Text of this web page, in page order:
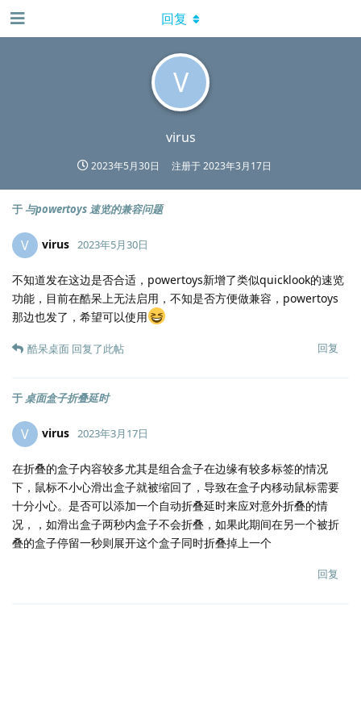
V
virus
2023年5月30日 注册于2023年3月17日
回复
于与powertoys 速览的兼容问题
V virus 2023年5月30日
不知道发在这边是否合适，powertoys新增了类似quicklook的速览
功能，目前在酷呆上无法启用，不知是否方便做兼容，powertoys
那边也发了，希望可以使用
回复
酷呆桌面 回复了此帖
于 桌面盒子折叠延时
V virus 2023年3月17日
在折叠的盒子内容较多尤其是组合盒子在边缘有较多标签的情况
下，鼠标不小心滑出盒子就被缩回了，导致在盒子内移动鼠标需要
十分小心。是否可以添加一个自动折叠延时来应对意外折叠的情
况，，如滑出盒子两秒内盒子不会折叠，如果此期间在另一个被折
叠的盒子停留一秒则展开这个盒子同时折叠掉上一个
回复